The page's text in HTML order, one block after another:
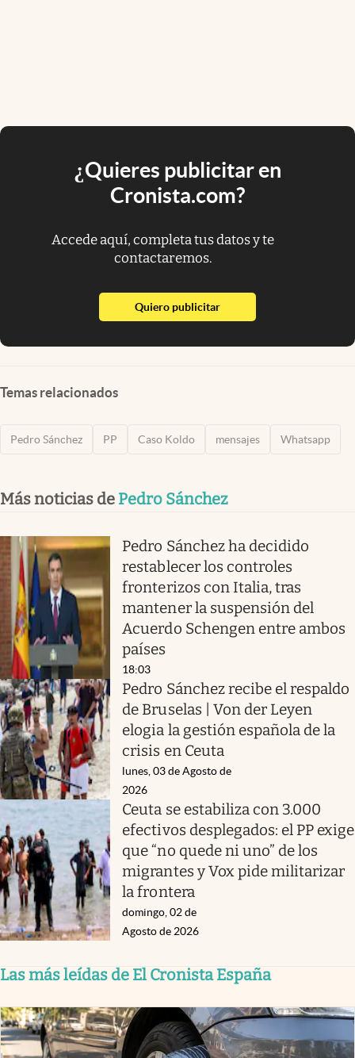
¿Quieres publicitar en
Cronista.com?
Accede aquí, completa tus datos y te
contactaremos.
Quiero publicitarabre en nueva pestaña
Temas relacionados
Pedro Sánchez PP Caso Koldo mensajes Whatsapp
Más noticias de Pedro Sánchez
Pedro Sánchez ha decidido
restablecer los controles
fronterizos con Italia, tras
mantener la suspensión del
Acuerdo Schengen entre ambos
países
18:03
Pedro Sánchez recibe el respaldo
de Bruselas | Von der Leyen
elogia la gestión española de la
crisis en Ceuta
lunes, 03 de Agosto de
2026
Ceuta se estabiliza con 3.000
efectivos desplegados: el PP exige
que “no quede ni uno” de los
migrantes y Vox pide militarizar
la frontera
domingo, 02 de
Agosto de 2026
Las más leídas de El Cronista España